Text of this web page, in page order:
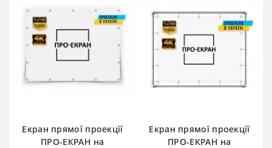
Екран прямої проекції
ПРО-ЕКРАН на
Екран прямої проекції
ПРО-ЕКРАН на